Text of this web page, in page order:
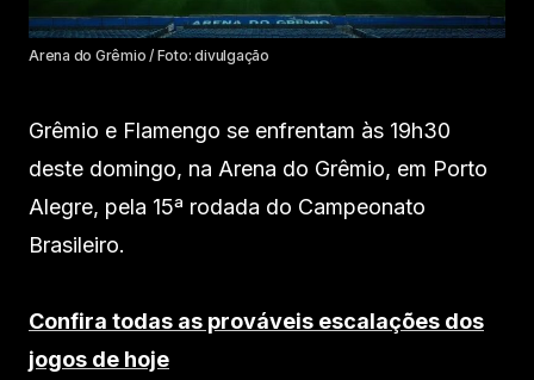
Arena do Grêmio / Foto: divulgação
Grêmio e Flamengo se enfrentam às 19h30
deste domingo, na Arena do Grêmio, em Porto
Alegre, pela 15ª rodada do Campeonato
Brasileiro.
Confira todas as prováveis escalações dos
jogos de hoje